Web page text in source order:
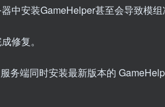
中安装GameHelper甚至会导致模
修复。
务端同时安装最新版本的